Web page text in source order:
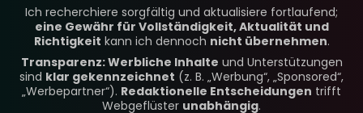
Ich recherchiere sorgfältig und aktualisiere fortlaufend;
eine Gewähr für Vollständigkeit, Aktualität und
Richtigkeit kann ich dennoch nicht übernehmen.
Transparenz: Werbliche Inhalte und Unterstützungen
sind klar gekennzeichnet (z. B. „Werbung“, „Sponsored“,
„Werbepartner“). Redaktionelle Entscheidungen trifft
Webgeflüster unabhängig.